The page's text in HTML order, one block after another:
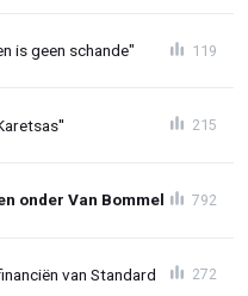
is geen schande" 119
215
onder Van Bommel 792
van Standard 272